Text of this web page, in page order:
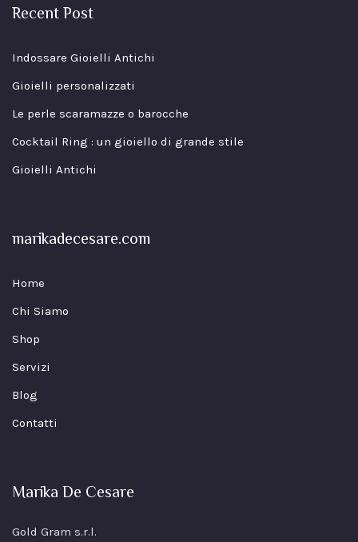
Recent Post
Indossare Gioielli Antichi
Gioielli personalizzati
Le perle scaramazze o barocche
Cocktail Ring : un gioiello di grande stile
Gioielli Antichi
marikadecesare.com
Home
Chi Siamo
Shop
Servizi
Blog
Contatti
Marika De Cesare
Gold Gram s.r.l.